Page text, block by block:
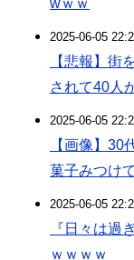
wｗｗ
2025-06-05
【悲報】街
されて40人
2025-06-05
【画像】30
菓子みつけ
2025-06-05
『日々は過
ｗｗｗｗ